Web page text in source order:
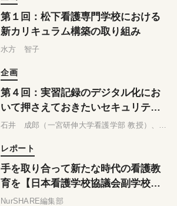
第１回：松下看護専門学校における
新カリキュラム構築の取り組み
水方 智子
企画
第４回：実習記録のデジタル化にお
いて押さえておきたいセキュリティ
の基礎知識
レポート
手を取り合って新たな時代の看護教
育を【日本看護学校協議会副学校
長・教務主任会】
NurSHARE編集部